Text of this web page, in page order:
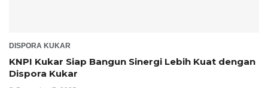
DISPORA KUKAR
KNPI Kukar Siap Bangun Sinergi Lebih Kuat dengan
Dispora Kukar